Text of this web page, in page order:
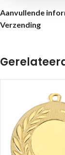
Aanvullende
Verzending